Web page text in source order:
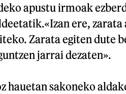
apustu irmoak
ere,
Zarata egiten dute
jarrai dezaten».
hauetan sakoneko